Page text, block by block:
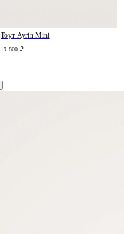
Тоут Ayrin Mini
19 800 ₽